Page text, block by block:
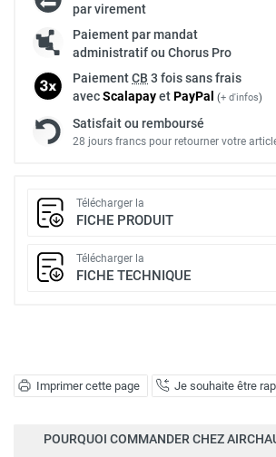
Imprimer cette page Je souhaite être
par virement
Paiement par mandat
administratif ou Chorus Pro
PaiementCB 3 fois sans frais
avecScalapayetPayPal (+ d'infos)
Satisfait ou remboursé
28 jours francs pour retourner votre
Télécharger la
FICHE PRODUIT
Télécharger la
FICHE TECHNIQUE
POURQUOI COMMANDER CHEZ